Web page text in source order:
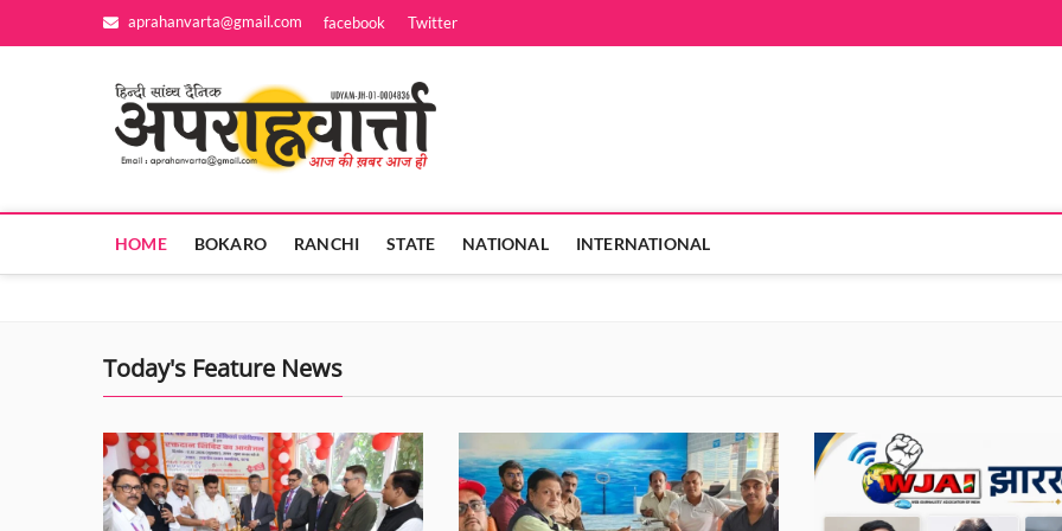
aprahanvarta@gmail.com facebook Twitter
AprahanVarta
आज की ख़बर आज ही
HOME BOKARO RANCHI STATE NATIONAL INTERNATIONAL
Today's Feature News